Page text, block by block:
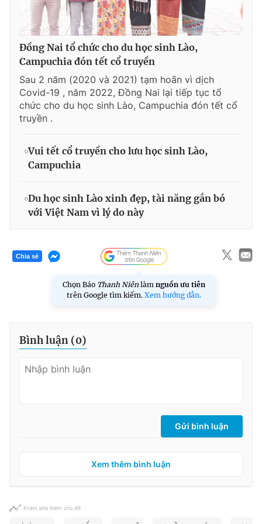
Đồng Nai tổ chức cho du học sinh Lào,
Campuchia đón tết cổ truyền
Sau 2 năm (2020 và 2021) tạm hoãn vì dịch
Covid-19 , năm 2022, Đồng Nai lại tiếp tục tổ
chức cho du học sinh Lào, Campuchia đón tết cổ
truyền .
Vui tết cổ truyền cho lưu học sinh Lào,
Campuchia
Du học sinh Lào xinh đẹp, tài năng gắn bó
với Việt Nam vì lý do này
Chia sẻ
Chọn Báo Thanh Niên làm nguồn ưu tiên
trên Google tìm kiếm. Xem hướng dẫn.
Bình luận (0)
Gửi bình luận
Xem thêm bình luận
Khám phá thêm chủ đề